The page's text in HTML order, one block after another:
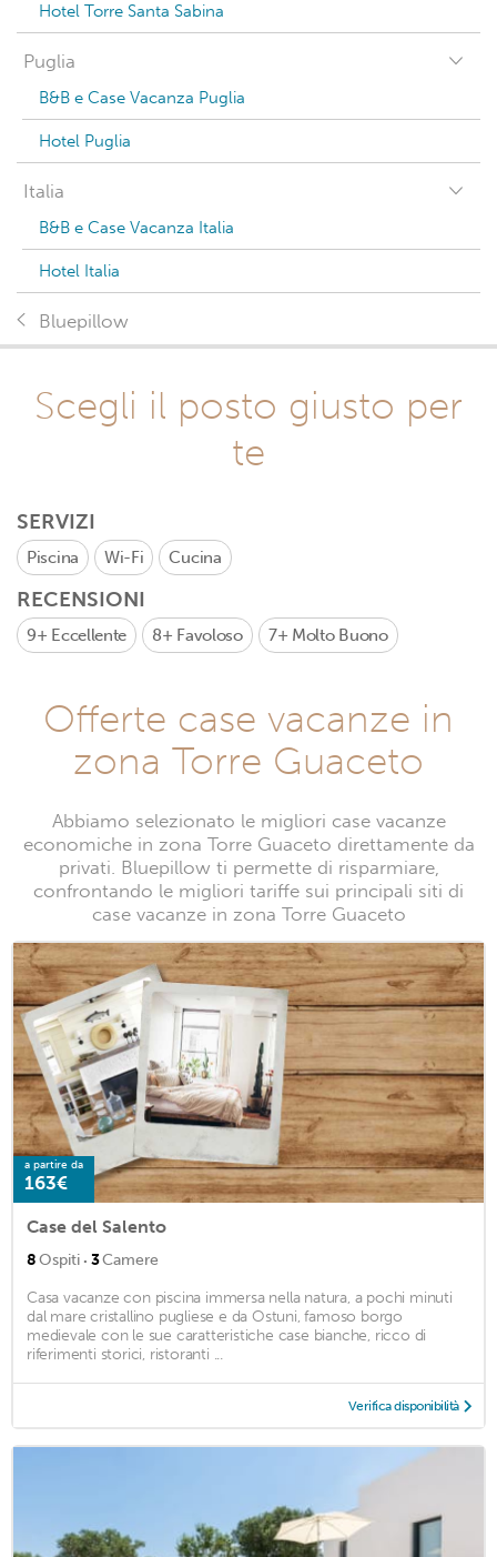
Hotel Torre Santa Sabina
Puglia
B&B e Case Vacanza Puglia
Hotel Puglia
Italia
B&B e Case Vacanza Italia
Hotel Italia
Bluepillow
Scegli il posto giusto per
te
SERVIZI
Piscina Wi-Fi Cucina
RECENSIONI
9+ Eccellente 8+ Favoloso 7+ Molto Buono
Offerte case vacanze in
zona Torre Guaceto
Abbiamo selezionato le migliori case vacanze
economiche in zona Torre Guaceto direttamente da
privati. Bluepillow ti permette di risparmiare,
confrontando le migliori tariffe sui principali siti di
case vacanze in zona Torre Guaceto
a partire da
163€
Case del Salento
8Ospiti · 3Camere
Casa vacanze con piscina immersa nella natura, a pochi minuti
dal mare cristallino pugliese e da Ostuni, famoso borgo
medievale con le sue caratteristiche case bianche, ricco di
riferimenti storici, ristoranti ...
Verifica disponibilità